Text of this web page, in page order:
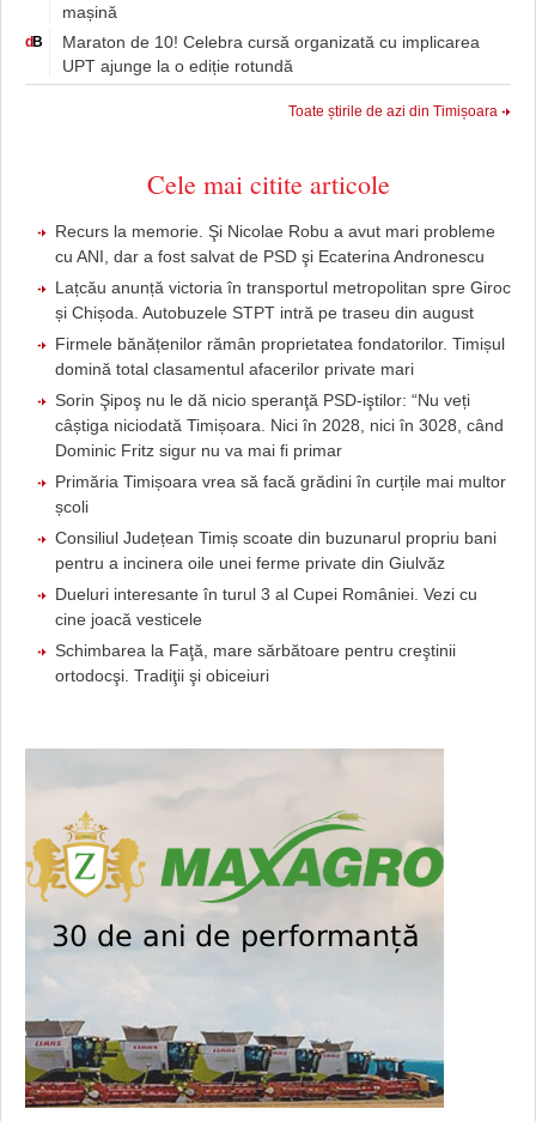
mașină
d B
Maraton de 10! Celebra cursă organizată cu implicarea
UPT ajunge la o ediție rotundă
Toate știrile de azi din Timișoara
Cele mai citite articole
Recurs la memorie. Şi Nicolae Robu a avut mari probleme
cu ANI, dar a fost salvat de PSD şi Ecaterina Andronescu
Lațcău anunță victoria în transportul metropolitan spre Giroc
și Chișoda. Autobuzele STPT intră pe traseu din august
Firmele bănățenilor rămân proprietatea fondatorilor. Timișul
domină total clasamentul afacerilor private mari
Sorin Şipoş nu le dă nicio speranţă PSD-iştilor: “Nu veți
câștiga niciodată Timișoara. Nici în 2028, nici în 3028, când
Dominic Fritz sigur nu va mai fi primar
Primăria Timișoara vrea să facă grădini în curțile mai multor
școli
Consiliul Județean Timiș scoate din buzunarul propriu bani
pentru a incinera oile unei ferme private din Giulvăz
Dueluri interesante în turul 3 al Cupei României. Vezi cu
cine joacă vesticele
Schimbarea la Faţă, mare sărbătoare pentru creştinii
ortodocşi. Tradiţii şi obiceiuri